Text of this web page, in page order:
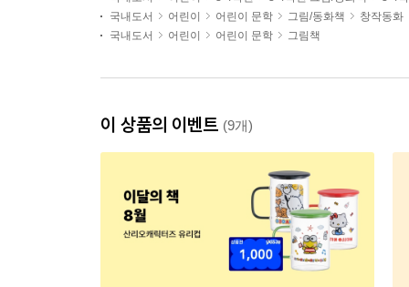
국내도서
어린이 어린이 문학 그림/동화책
창작동화
국내도서
어린이 어린이 문학 그림책
이 상품의 이벤트 (9개)